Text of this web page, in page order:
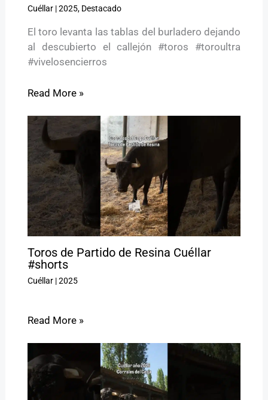
Cuéllar|2025, Destacado
El toro levanta las tablas del burladero dejando
al descubierto el callejón #toros #toroultra
#vivelosencierros
Read More »
Toros de Partido de Resina Cuéllar
#shorts
Cuéllar|2025
Read More »